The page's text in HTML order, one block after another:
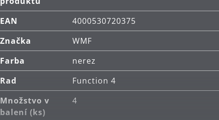
a poškriabaniu.
Čistenie: je možné umývať v umývačke.
EAN
4000530720375
Značka
WMF
Farba
nerez
Rad
Function 4
Množstvo v
balení (ks)
4